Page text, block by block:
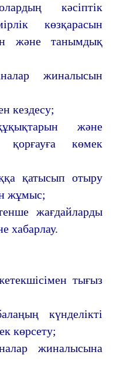
кәсіптік
көзқарасын
және танымдық
жиналысын
кездесу;
және
қорғауға көмек
қатысып отыру
жұмыс;
жағдайларды
хабарлау.
тығыз
күнделікті
көрсету;
жиналысына